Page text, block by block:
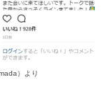
）より